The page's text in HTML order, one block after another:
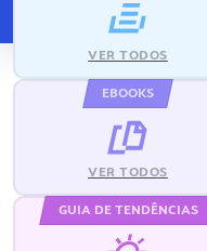
VER TODOS
EBOOKS
VER TODOS
GUIA DE TENDÊNCIAS